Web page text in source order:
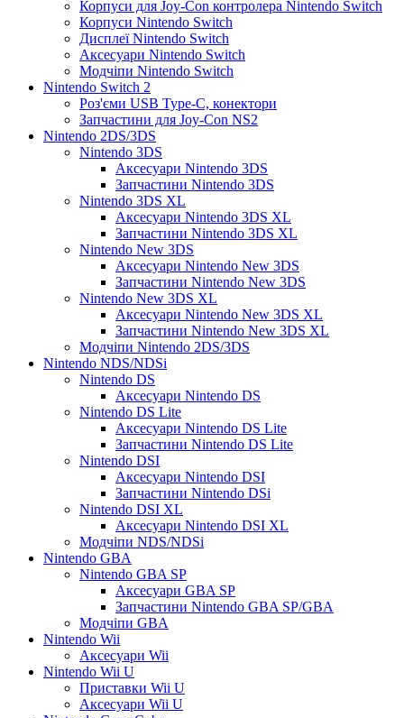
Корпуси для Joy-Con контролера Nintendo Switch
Корпуси Nintendo Switch
Дисплеї Nintendo Switch
Аксесуари Nintendo Switch
Модчіпи Nintendo Switch
Nintendo Switch 2
Роз'єми USB Type-C, конектори
Запчастини для Joy-Con NS2
Nintendo 2DS/3DS
Nintendo 3DS
Аксесуари Nintendo 3DS
Запчастини Nintendo 3DS
Nintendo 3DS XL
Аксесуари Nintendo 3DS XL
Запчастини Nintendo 3DS XL
Nintendo New 3DS
Аксесуари Nintendo New 3DS
Запчастини Nintendo New 3DS
Nintendo New 3DS XL
Аксесуари Nintendo New 3DS XL
Запчастини Nintendo New 3DS XL
Модчіпи Nintendo 2DS/3DS
Nintendo NDS/NDSi
Nintendo DS
Аксесуари Nintendo DS
Nintendo DS Lite
Аксесуари Nintendo DS Lite
Запчастини Nintendo DS Lite
Nintendo DSI
Аксесуари Nintendo DSI
Запчастини Nintendo DSi
Nintendo DSI XL
Аксесуари Nintendo DSI XL
Модчіпи NDS/NDSi
Nintendo GBA
Nintendo GBA SP
Аксесуари GBA SP
Запчастини Nintendo GBA SP/GBA
Модчіпи GBA
Nintendo Wii
Аксесуари Wii
Nintendo Wii U
Приставки Wii U
Аксесуари Wii U